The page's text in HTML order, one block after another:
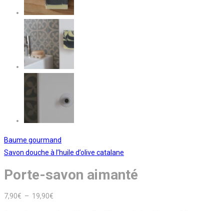
Baume gourmand
Savon douche à l’huile d’olive catalane
Porte-savon aimanté
7,90€ – 19,90€